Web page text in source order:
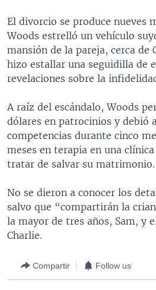
FORO [RADIO]
DEPORTIVO INTERNACIONAL
NOTA ECONÓMICA
ENTRETENIMIENTO
Idiomas
El divorcio se produce nueves
Woods estrelló un vehículo
mansión de la pareja, cerca de
hizo estallar una seguidilla de
revelaciones sobre la
A raíz del escándalo, Woods
dólares en patrocinios y debió
competencias durante cinco
meses en terapia en una
tratar de salvar su matrimonio.
No se dieron a conocer los
salvo que “compartirán la
la mayor de tres años, Sam, y
Charlie.
Compartir Follow us